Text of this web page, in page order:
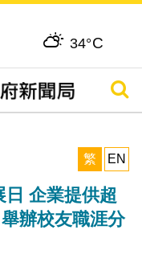
34°C
搜尋
繁
EN
企業提供超
辦校友職涯分